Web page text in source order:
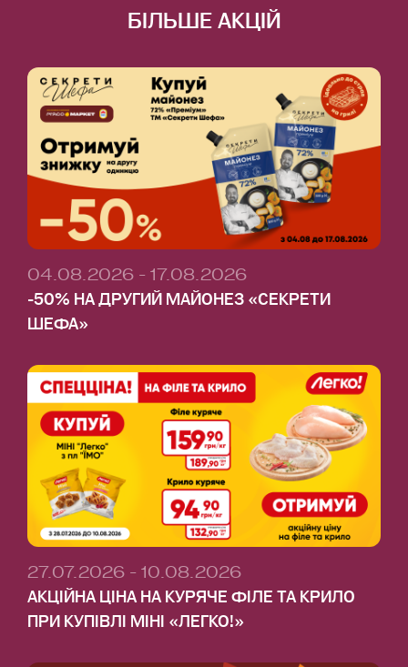
БІЛЬШЕ АКЦІЙ
04.08.2026 - 17.08.2026
-50% НА ДРУГИЙ МАЙОНЕЗ «СЕКРЕТИ
ШЕФА»
27.07.2026 - 10.08.2026
АКЦІЙНА ЦІНА НА КУРЯЧЕ ФІЛЕ ТА КРИЛО
ПРИ КУПІВЛІ МІНІ «ЛЕГКО!»